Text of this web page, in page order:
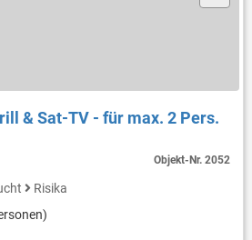
& Sat-TV - für max. 2 Pers.
Objekt-Nr.2052
Risika